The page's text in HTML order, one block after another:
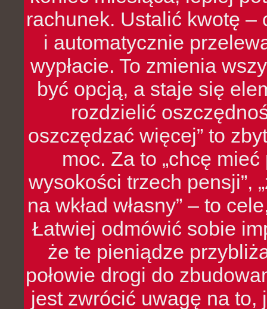
rachunek. Ustalić kwotę
i automatycznie
wypłacie. To zmienia
być opcją, a staje się
rozdzielić
oszczędzać więcej” to
moc. Za to „chcę
wysokości trzech pensji”,
na wkład własny” – to
Łatwiej odmówić sobie
że te pieniądze
połowie drogi do
jest zwrócić uwagę na to,